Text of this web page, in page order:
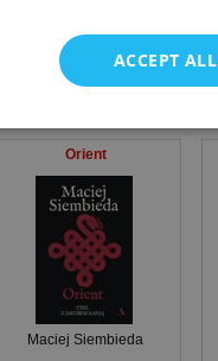
Orient
Maciej Siembieda
ACCEPT ALL